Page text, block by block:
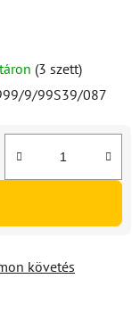
(3 szett)
9/99S39/087
követés